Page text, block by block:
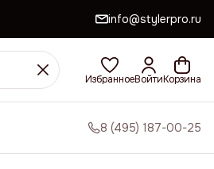
info@stylerpro.ru
ИзбранноеВойтиКорзина
8 (495) 187-00-25